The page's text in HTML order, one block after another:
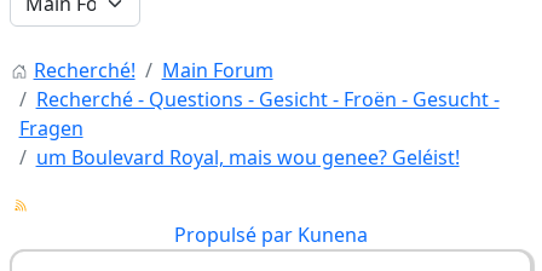
Recherché!
Main Forum
Recherché - Questions - Gesicht - Froën - Gesucht -
Fragen
um Boulevard Royal, mais wou genee? Geléist!
Propulsé par Kunena